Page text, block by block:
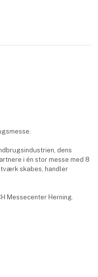
dens
i én stor messe med 8
skabes, handler
Messecenter Herning.